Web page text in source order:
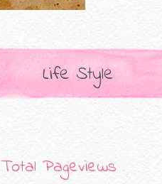
Life Style
Total Pageviews